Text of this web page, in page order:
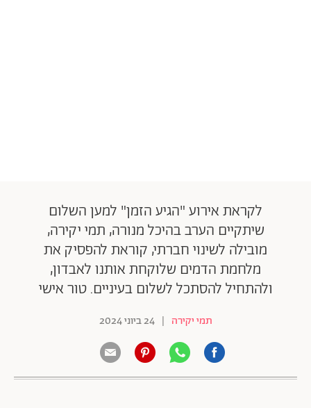
לקראת אירוע "הגיע הזמן" למען השלום
שיתקיים הערב בהיכל מנורה, תמי יקירה,
מובילה לשינוי חברתי, קוראת להפסיק את
מלחמת הדמים שלוקחת אותנו לאבדון,
ולהתחיל להסתכל לשלום בעיניים. טור אישי
תמי יקירה | 24 ביוני 2024